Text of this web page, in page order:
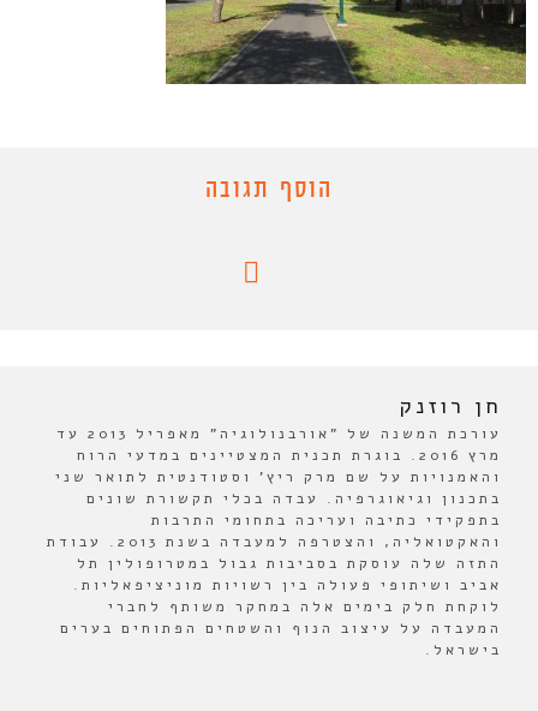
הוסף תגובה
חן רוזנק
עורכת המשנה של "אורבנולוגיה" מאפריל 2013 עד
מרץ 2016. בוגרת תכנית המצטיינים במדעי הרוח
והאמנויות על שם מרק ריץ' וסטודנטית לתואר שני
בתכנון וגיאוגרפיה. עבדה בכלי תקשורת שונים
בתפקידי כתיבה ועריכה בתחומי התרבות
והאקטואליה, והצטרפה למעבדה בשנת 2013. עבודת
התזה שלה עוסקת בסביבות גבול במטרופולין תל
אביב ושיתופי פעולה בין רשויות מוניציפאליות.
לוקחת חלק בימים אלה במחקר משותף לחברי
המעבדה על עיצוב הנוף והשטחים הפתוחים בערים
בישראל.